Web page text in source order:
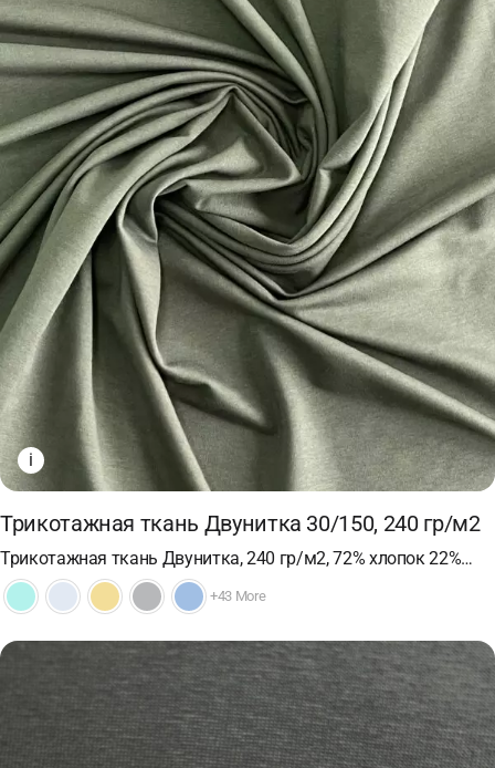
i
Трикотажная ткань Двунитка 30/150, 240 гр/м2
Трикотажная ткань Двунитка, 240 гр/м2, 72% хлопок 22%…
+43 More